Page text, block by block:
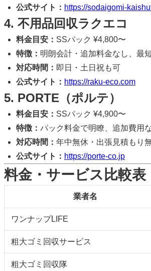
公式サイト： https://sodaigomi-
4. 不用品回収ラクエコ
料金目安： SSパック ¥4,800〜
特徴： 明朗会計・追加料金なし、最
対応時間： 即日・土日祝も可
公式サイト： https://raku-eco.com
5. PORTE（ポルテ）
料金目安： SSパック ¥4,900〜
特徴： パック料金で明瞭、追加費用
対応時間： 年中無休・出張見積もり
公式サイト： https://porte-co.jp
料金・サービス比較表
業者名
ワンナップLIFE
粗大ゴミ回収サービス
粗大ゴミ回収隊